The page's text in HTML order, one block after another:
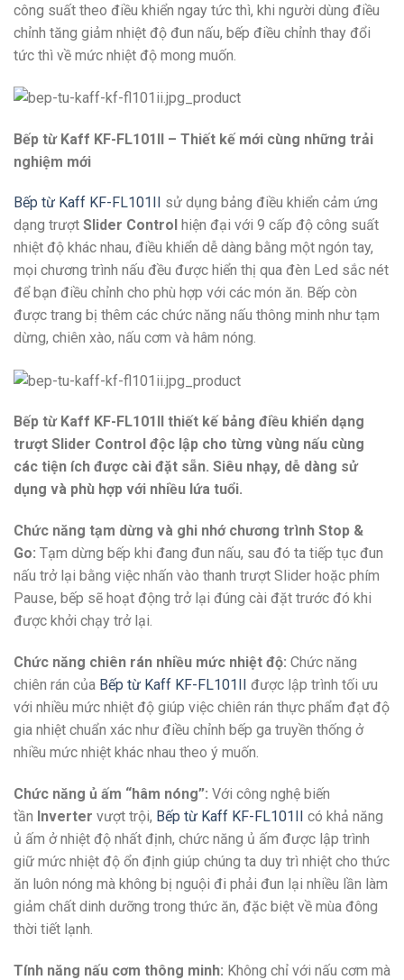
công suất theo điều khiển ngay tức thì, khi người dùng điều
chỉnh tăng giảm nhiệt độ đun nấu, bếp điều chỉnh thay đổi
tức thì về mức nhiệt độ mong muốn.
Bếp từ Kaff KF-FL101II – Thiết kế mới cùng những trải
nghiệm mới
Bếp từ Kaff KF-FL101II
sử dụng bảng điều khiển cảm ứng
dạng trượt Slider Control hiện đại với 9 cấp độ công suất
nhiệt độ khác nhau, điều khiển dễ dàng bằng một ngón tay,
mọi chương trình nấu đều được hiển thị qua đèn Led sắc nét
để bạn điều chỉnh cho phù hợp với các món ăn. Bếp còn
được trang bị thêm các chức năng nấu thông minh như tạm
dừng, chiên xào, nấu cơm và hâm nóng.
Bếp từ Kaff KF-FL101II thiết kế bảng điều khiển dạng
trượt Slider Control độc lập cho từng vùng nấu cùng
các tiện ích được cài đặt sẵn. Siêu nhạy, dễ dàng sử
dụng và phù hợp với nhiều lứa tuổi.
Chức năng tạm dừng và ghi nhớ chương trình Stop &
Go: Tạm dừng bếp khi đang đun nấu, sau đó ta tiếp tục đun
nấu trở lại bằng việc nhấn vào thanh trượt Slider hoặc phím
Pause, bếp sẽ hoạt động trở lại đúng cài đặt trước đó khi
được khởi chạy trở lại.
Chức năng chiên rán nhiều mức nhiệt độ: Chức năng
chiên rán của Bếp từ Kaff KF-FL101II được lập trình tối ưu
với nhiều mức nhiệt độ giúp việc chiên rán thực phẩm đạt độ
gia nhiệt chuẩn xác như điều chỉnh bếp ga truyền thống ở
nhiều mức nhiệt khác nhau theo ý muốn.
Chức năng ủ ấm “hâm nóng”: Với công nghệ biến
tần Inverter vượt trội, Bếp từ Kaff KF-FL101II có khả năng
ủ ấm ở nhiệt độ nhất định, chức năng ủ ấm được lập trình
giữ mức nhiệt độ ổn định giúp chúng ta duy trì nhiệt cho thức
ăn luôn nóng mà không bị nguội đi phải đun lại nhiều lần làm
giảm chất dinh dưỡng trong thức ăn, đặc biệt về mùa đông
thời tiết lạnh.
Tính năng nấu cơm thông minh: Không chỉ với nấu cơm mà